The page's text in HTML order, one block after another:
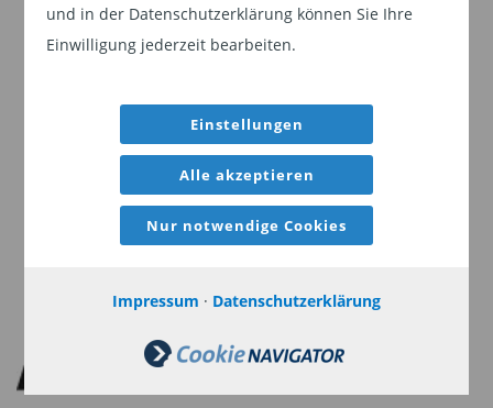
und in der Datenschutzerklärung können Sie Ihre
Einwilligung jederzeit bearbeiten.
Einstellungen
Alle akzeptieren
Nur notwendige Cookies
Impressum · Datenschutzerklärung
Die Methodik ist bei der Bewertung von EM-
Unternehmen entscheidend
Für Anleger inEM-Unternehmensanleihen
das Hauptthema die Bonität. KI kann die
Wirtschaftlichkeit von Branchen stärken oder
schwächen, indem sie Kosten, Wettbewerb und
Preissetzungsmacht verändert. Um diese Effekte
konzentrieren wir uns auf die Mechanismen, die
am wichtigsten sind:
und stimmen unsererDatenschutzerklärung
Weiter